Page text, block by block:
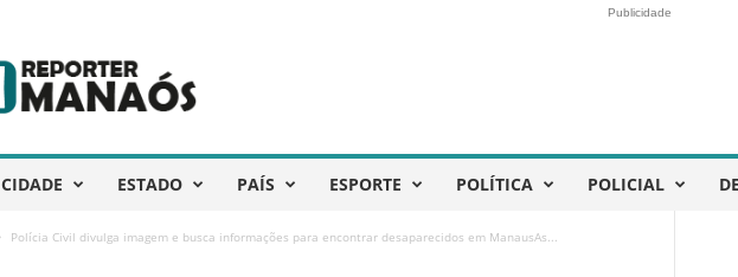
Publicidade
CIDADE ESTADO PAÍS ESPORTE POLÍTICA POLICIAL
Polícia Civil divulga imagem e busca informações para encontrar desaparecidos em ManausAs...